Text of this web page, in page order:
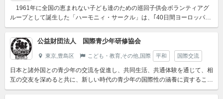
1961年に全国の恵まれない子ども達のための巡回子供会ボランティアグ
ループとして誕生した「ハーモニィ・サークル」は、｢40日間ヨーロッパ一
人旅（ＦＴE）｣で出会った「ポニー」により日本初の「ポ...
公益財団法人 国際青少年研修協会
東京,豊島区 こども・教育,その他,国際 平和 国際交流
日本と諸外国との青少年の交流を促進し、共同生活、共通体験を通じて、相
互の交友を深めると共に、新しい時代の青少年の国際性の涵養に資すること
を目的としています。青少年活動のリーダー育成にも力を入れ、...